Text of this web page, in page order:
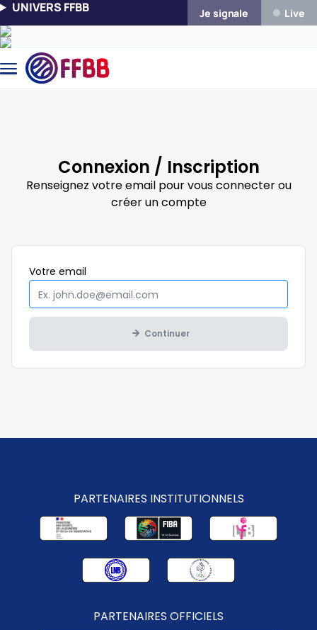
Aller au contenu principal
UNIVERS FFBB Je signale Live
Connexion / Inscription
Renseignez votre email pour vous connecter ou
créer un compte
Votre email
Continuer
PARTENAIRES INSTITUTIONNELS
PARTENAIRES OFFICIELS